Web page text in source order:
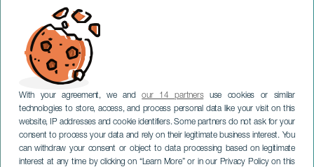
With your agreement, we andour 14 partnersuse cookies or similar
technologies to store, access, and process personal data like your visit on this
website, IP addresses and cookie identifiers. Some partners do not ask for your
consent to process your data and rely on their legitimate business interest. You
can withdraw your consent or object to data processing based on legitimate
interest at any time by clicking on “Learn More” or in our Privacy Policy on this
GRAN CANARIA